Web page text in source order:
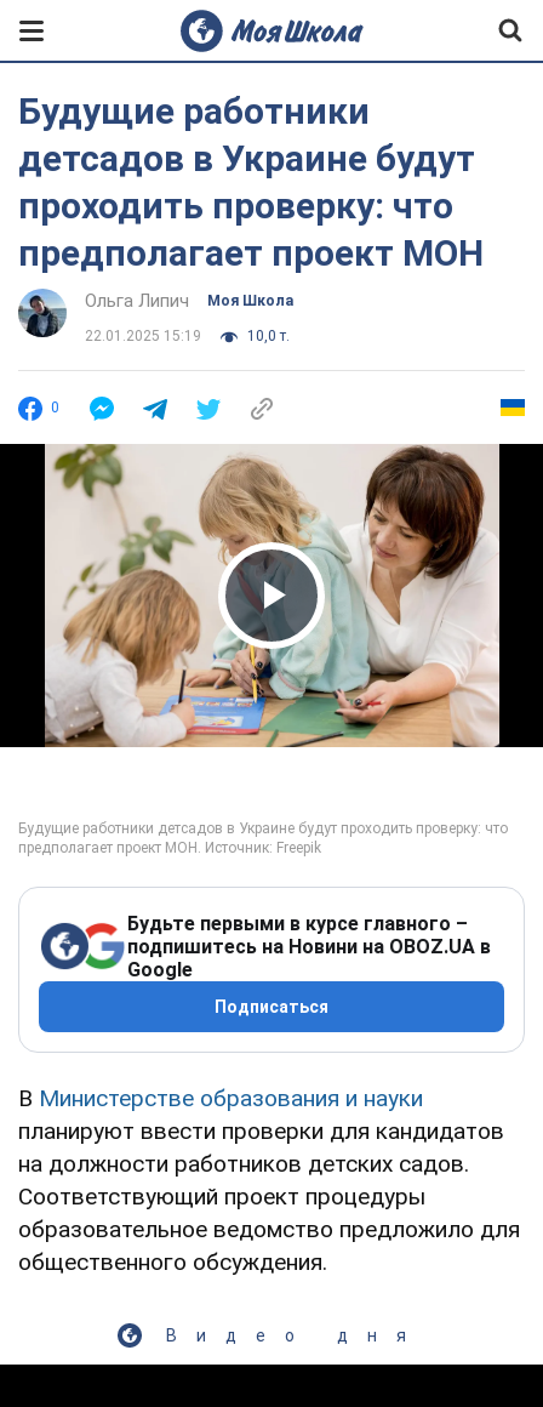
Будущие работники
детсадов в Украине будут
проходить проверку: что
предполагает проект МОН
Ольга Липич Моя Школа
22.01.2025 15:19 10,0 т.
0
Play Video
Будьте первыми в курсе главного –
подпишитесь на Новини на OBOZ.UA в
Google
Подписаться
В Министерстве образования и науки
планируют ввести проверки для кандидатов
на должности работников детских садов.
Соответствующий проект процедуры
образовательное ведомство предложило для
общественного обсуждения.
Видео дня